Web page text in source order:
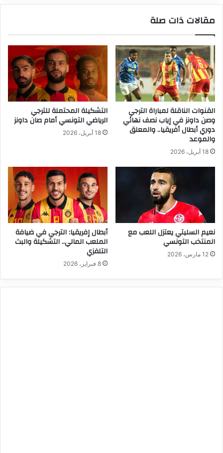
مقالات ذات صلة
القنوات الناقلة لمباراة الترجي
وصن داونز في إياب نصف نهائي
دوري أبطال أفريقيا.. والمعلق
والموعد
18 أبريل، 2026
التشكيلة المحتملة للترجي
الرياضي التونسي أمام صان داونز
18 أبريل، 2026
نعيم السليتي يعتزل اللعب مع
المنتخب التونسي
12 مارس، 2026
أبطال إفريقيا: الترجي في ضيافة
الملعب المالي.. التشكيلة والبث
التلفزي
8 فبراير، 2026